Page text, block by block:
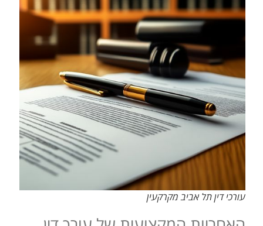
עורכי דין תל אביב מקרקעין